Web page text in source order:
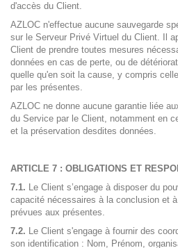
d'accès du Client.
AZLOC n'effectue aucune sauvegarde
sur le Serveur Privé Virtuel du Client. Il
Client de prendre toutes mesures
données en cas de perte, ou de
quelle qu'en soit la cause, y compris
par les présentes.
AZLOC ne donne aucune garantie liée
du Service par le Client, notamment en
et la préservation desdites données.
ARTICLE 7 : OBLIGATIONS ET
7.1. Le Client s’engage à disposer du
capacité nécessaires à la conclusion et
prévues aux présentes.
7.2. Le Client s'engage à fournir des
son identification : Nom, Prénom,